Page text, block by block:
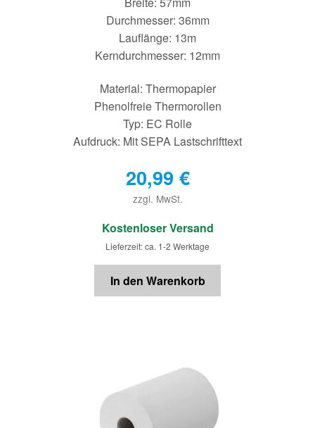
Durchmesser: 36mm
Lauflänge: 13m
Kerndurchmesser: 12mm
Material: Thermopapier
Phenolfreie Thermorollen
Typ: EC Rolle
Aufdruck: Mit SEPA Lastschrifttext
20,99 €
zzgl. MwSt.
€
Kostenloser Versand
Lieferzeit: ca. 1-2 Werktage
In den Warenkorb